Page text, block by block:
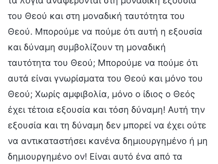
του Θεού και στη μοναδική ταυτότητα του
Θεού. Μπορούμε να πούμε ότι αυτή η εξουσία
και δύναμη συμβολίζουν τη μοναδική
ταυτότητα του Θεού; Μπορούμε να πούμε ότι
αυτά είναι γνωρίσματα του Θεού και μόνο του
Θεού; Χωρίς αμφιβολία, μόνο ο ίδιος ο Θεός
έχει τέτοια εξουσία και τόση δύναμη! Αυτή την
εξουσία και τη δύναμη δεν μπορεί να έχει ούτε
να αντικαταστήσει κανένα δημιουργημένο ή μη
δημιουργημένο ον! Είναι αυτό ένα από τα